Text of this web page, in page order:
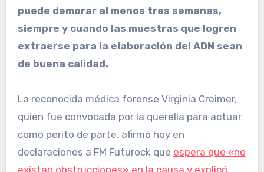
puede demorar al menos tres semanas,
siempre y cuando las muestras que logren
extraerse para la elaboración del ADN sean
de buena calidad.
La reconocida médica forense Virginia Creimer,
quien fue convocada por la querella para actuar
como perito de parte, afirmó hoy en
declaraciones a FM Futurock que espera que «no